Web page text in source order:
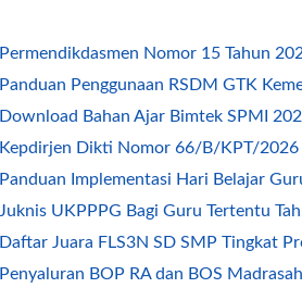
Permendikdasmen Nomor 15 Tahun
Panduan Penggunaan RSDM GTK
Download Bahan Ajar Bimtek SPMI
Kepdirjen Dikti Nomor 66/B/KPT/2026
Panduan Implementasi Hari Belajar
Juknis UKPPPG Bagi Guru Tertentu
Daftar Juara FLS3N SD SMP Tingkat
Penyaluran BOP RA dan BOS